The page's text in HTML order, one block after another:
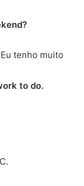
tenho muito
to do.